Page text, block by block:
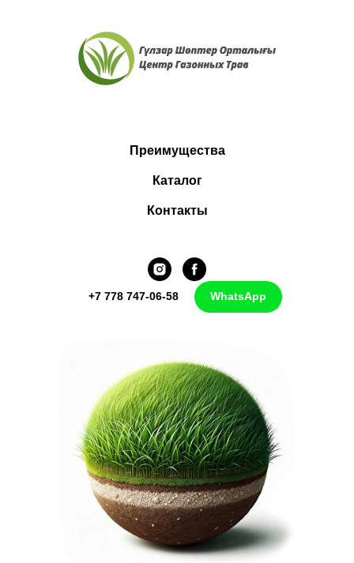
Преимущества
Каталог
Контакты
+7 778 747-06-58 WhatsApp